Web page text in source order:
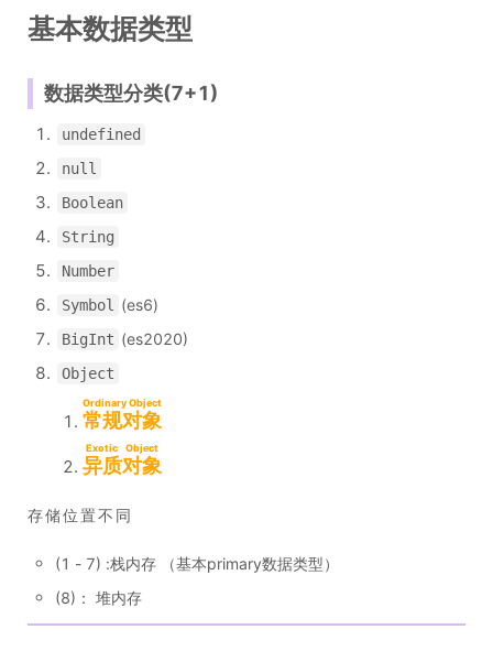
基本数据类型
数据类型分类(7+1)
undefined
null
Boolean
String
Number
Symbol
(es6)
BigInt (es2020)
Object
常规对象
Ordinary Object
异质对象
Exotic Object
存储位置不同
(1 - 7) :栈内存 （基本primary数据类型）
(8)： 堆内存